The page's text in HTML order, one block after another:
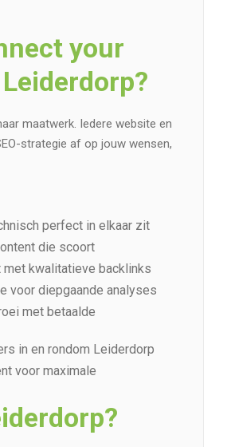
your
maatwerk. Iedere website en
strategie af op jouw wensen,
perfect in elkaar zit
die scoort
kwalitatieve backlinks
voor diepgaande analyses
met betaalde
in en rondom Leiderdorp
voor maximale